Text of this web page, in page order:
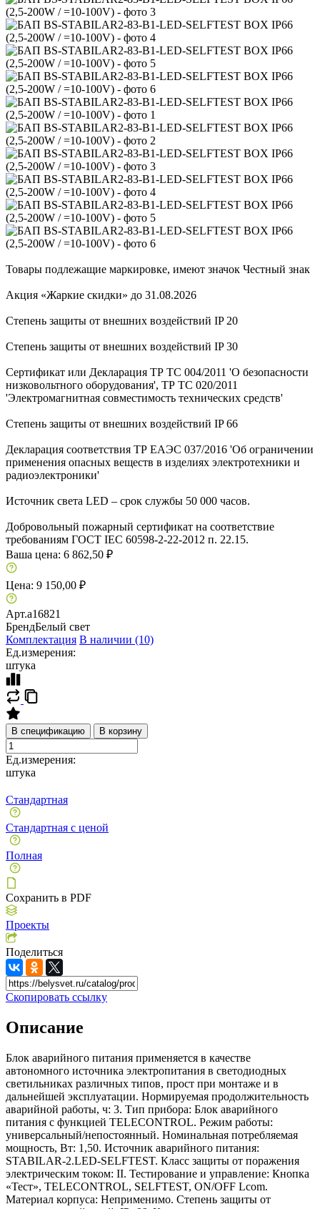
Товары подлежащие маркировке, имеют значок Честный знак
Акция «Жаркие скидки» до 31.08.2026
Степень защиты от внешних воздействий IP 20
Степень защиты от внешних воздействий IP 30
Сертификат или Декларация ТР ТС 004/2011 'О безопасности
низковольтного оборудования', ТР ТС 020/2011
'Электромагнитная совместимость технических средств'
Степень защиты от внешних воздействий IP 66
Декларация соответствия ТР ЕАЭС 037/2016 'Об ограничении
применения опасных веществ в изделиях электротехники и
радиоэлектроники'
Источник света LED – срок службы 50 000 часов.
Добровольный пожарный сертификат на соответствие
требованиям ГОСТ IEC 60598-2-22-2012 п. 22.15.
Ваша цена: 6 862,50 ₽
Цена: 9 150,00 ₽
Арт.a16821
БрендБелый свет
Комплектация В наличии (10)
Ед.измерения:
штука
В спецификацию В корзину
Ед.измерения:
штука
Стандартная
Стандартная с ценой
Полная
Сохранить в PDF
Проекты
Поделиться
Скопировать ссылку
Описание
Блок аварийного питания применяется в качестве
автономного источника электропитания в светодиодных
светильниках различных типов, прост при монтаже и в
дальнейшей эксплуатации. Нормируемая продолжительность
аварийной работы, ч: 3. Тип прибора: Блок аварийного
питания с функцией TELECONTROL. Режим работы:
универсальный/непостоянный. Номинальная потребляемая
мощность, Вт: 1,50. Источник аварийного питания:
STABILAR-2.LED-SELFTEST. Класс защиты от поражения
электрическим током: II. Тестирование и управление: Кнопка
«Тест», TELECONTROL, SELFTEST, ON/OFF Lcom.
Материал корпуса: Неприменимо. Степень защиты от